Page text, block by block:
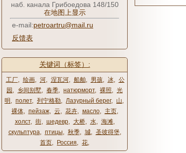
наб. канала Грибоедова 148/150
在地图上显示
e-mail:petroartru@mail.ru
反馈表
关键词（标签）:
工厂, 绘画, 河, 涅瓦河, 船舶, 男孩, 冰, 公
园 , 乡间别墅, 春季, натюрморт, 裸照, 光
明 , полет, 列宁格勒, Лазурный берег, 山,
裸体, пейзаж, 云, 花卉, масло, 主页,
холст, 街, шедевр, 大桥, 水, 海滩,
скульптура, птицы, 秋季, 城, 圣彼得堡,
首页, Россия, 花,